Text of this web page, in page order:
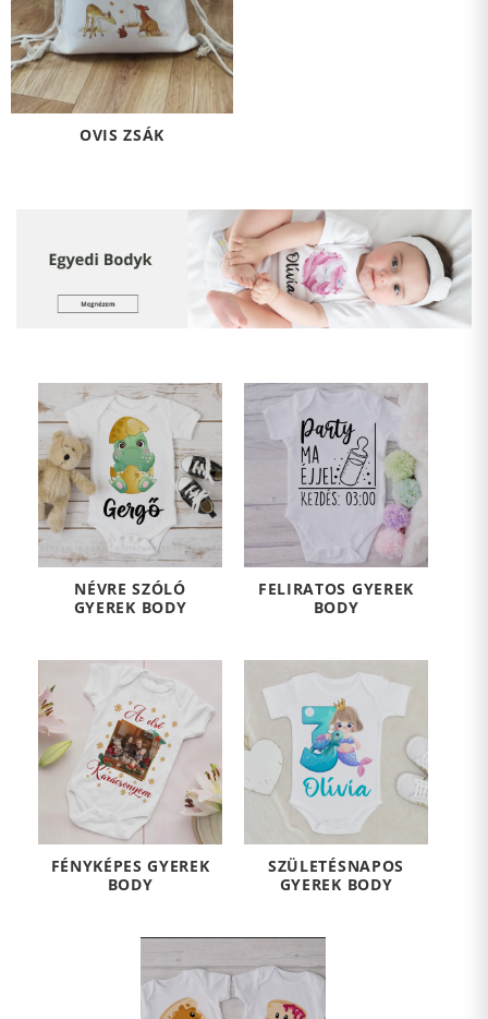
OVIS ZSÁK
NÉVRE SZÓLÓ
GYEREK BODY
FELIRATOS GYEREK
BODY
FÉNYKÉPES GYEREK
BODY
SZÜLETÉSNAPOS
GYEREK BODY